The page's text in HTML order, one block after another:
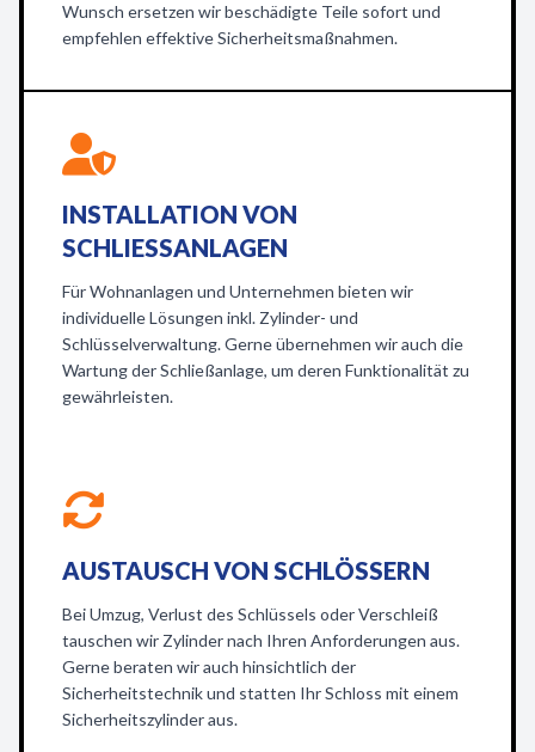
Wunsch ersetzen wir beschädigte Teile sofort und
empfehlen effektive Sicherheitsmaßnahmen.
INSTALLATION VON
SCHLIESSANLAGEN
Für Wohnanlagen und Unternehmen bieten wir
individuelle Lösungen inkl. Zylinder- und
Schlüsselverwaltung. Gerne übernehmen wir auch die
Wartung der Schließanlage, um deren Funktionalität zu
gewährleisten.
AUSTAUSCH VON SCHLÖSSERN
Bei Umzug, Verlust des Schlüssels oder Verschleiß
tauschen wir Zylinder nach Ihren Anforderungen aus.
Gerne beraten wir auch hinsichtlich der
Sicherheitstechnik und statten Ihr Schloss mit einem
Sicherheitszylinder aus.